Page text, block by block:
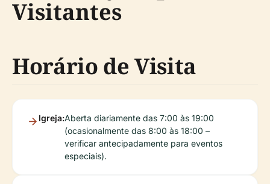
Visitantes
Horário de Visita
Igreja:Aberta diariamente das 7:00 às 19:00
(ocasionalmente das 8:00 às 18:00 –
verificar antecipadamente para eventos
especiais).